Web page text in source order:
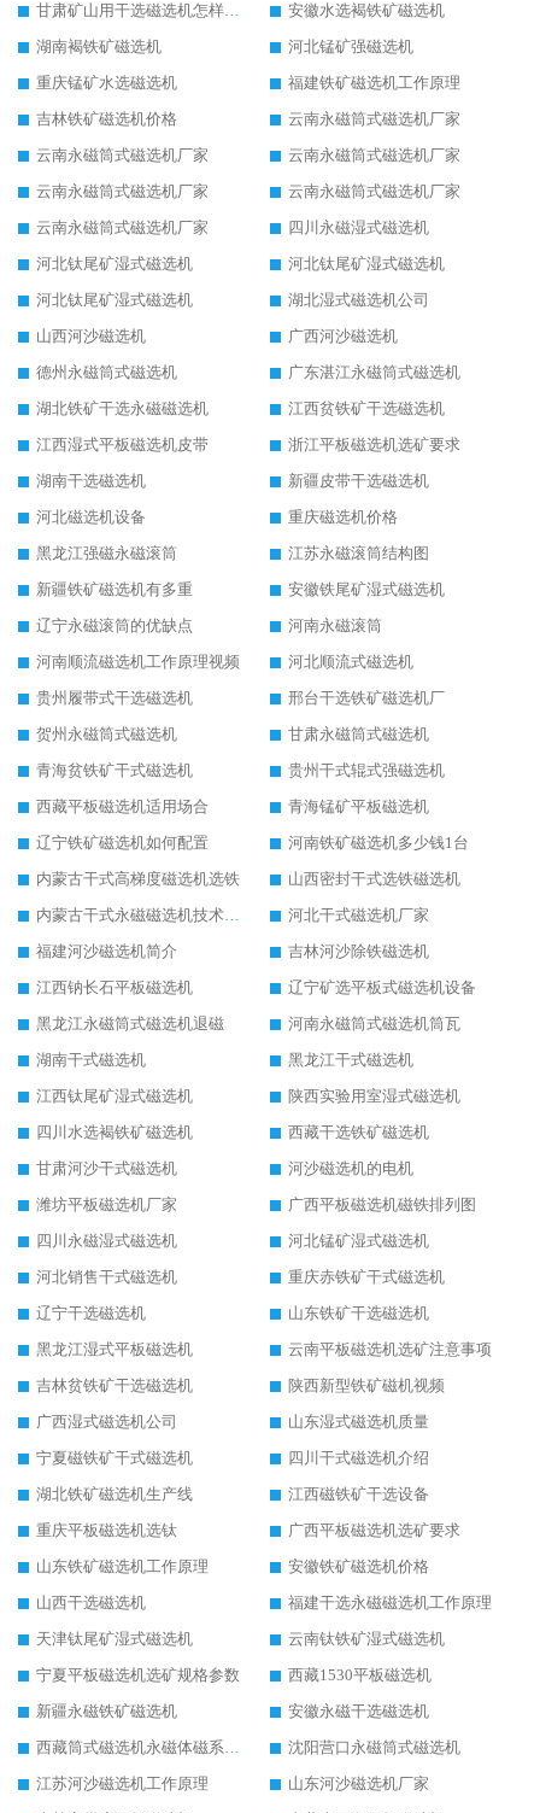
甘肃矿山用干选磁选机怎样调磁
安徽水选褐铁矿磁选机
湖南褐铁矿磁选机
河北锰矿强磁选机
重庆锰矿水选磁选机
福建铁矿磁选机工作原理
吉林铁矿磁选机价格
云南永磁筒式磁选机厂家
云南永磁筒式磁选机厂家
云南永磁筒式磁选机厂家
云南永磁筒式磁选机厂家
云南永磁筒式磁选机厂家
云南永磁筒式磁选机厂家
四川永磁湿式磁选机
河北钛尾矿湿式磁选机
河北钛尾矿湿式磁选机
河北钛尾矿湿式磁选机
湖北湿式磁选机公司
山西河沙磁选机
广西河沙磁选机
德州永磁筒式磁选机
广东湛江永磁筒式磁选机
湖北铁矿干选永磁磁选机
江西贫铁矿干选磁选机
江西湿式平板磁选机皮带
浙江平板磁选机选矿要求
湖南干选磁选机
新疆皮带干选磁选机
河北磁选机设备
重庆磁选机价格
黑龙江强磁永磁滚筒
江苏永磁滚筒结构图
新疆铁矿磁选机有多重
安徽铁尾矿湿式磁选机
辽宁永磁滚筒的优缺点
河南永磁滚筒
河南顺流磁选机工作原理视频
河北顺流式磁选机
贵州履带式干选磁选机
邢台干选铁矿磁选机厂
贺州永磁筒式磁选机
甘肃永磁筒式磁选机
青海贫铁矿干式磁选机
贵州干式辊式强磁选机
西藏平板磁选机适用场合
青海锰矿平板磁选机
辽宁铁矿磁选机如何配置
河南铁矿磁选机多少钱1台
内蒙古干式高梯度磁选机选铁
山西密封干式选铁磁选机
内蒙古干式永磁磁选机技术要求
河北干式磁选机厂家
福建河沙磁选机简介
吉林河沙除铁磁选机
江西钠长石平板磁选机
辽宁矿选平板式磁选机设备
黑龙江永磁筒式磁选机退磁
河南永磁筒式磁选机筒瓦
湖南干式磁选机
黑龙江干式磁选机
江西钛尾矿湿式磁选机
陕西实验用室湿式磁选机
四川水选褐铁矿磁选机
西藏干选铁矿磁选机
甘肃河沙干式磁选机
河沙磁选机的电机
潍坊平板磁选机厂家
广西平板磁选机磁铁排列图
四川永磁湿式磁选机
河北锰矿湿式磁选机
河北销售干式磁选机
重庆赤铁矿干式磁选机
辽宁干选磁选机
山东铁矿干选磁选机
黑龙江湿式平板磁选机
云南平板磁选机选矿注意事项
吉林贫铁矿干选磁选机
陕西新型铁矿磁机视频
广西湿式磁选机公司
山东湿式磁选机质量
宁夏磁铁矿干式磁选机
四川干式磁选机介绍
湖北铁矿磁选机生产线
江西磁铁矿干选设备
重庆平板磁选机选钛
广西平板磁选机选矿要求
山东铁矿磁选机工作原理
安徽铁矿磁选机价格
山西干选磁选机
福建干选永磁磁选机工作原理
天津钛尾矿湿式磁选机
云南钛铁矿湿式磁选机
宁夏平板磁选机选矿规格参数
西藏1530平板磁选机
新疆永磁铁矿磁选机
安徽永磁干选磁选机
西藏筒式磁选机永磁体磁系设计
沈阳营口永磁筒式磁选机
江苏河沙磁选机工作原理
山东河沙磁选机厂家